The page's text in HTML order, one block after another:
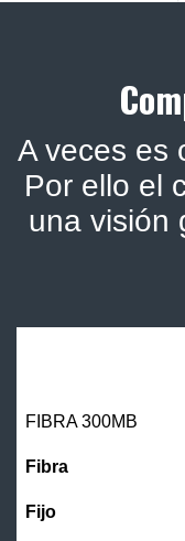
A veces es
Por ello el
una visión
FIBRA 300MB